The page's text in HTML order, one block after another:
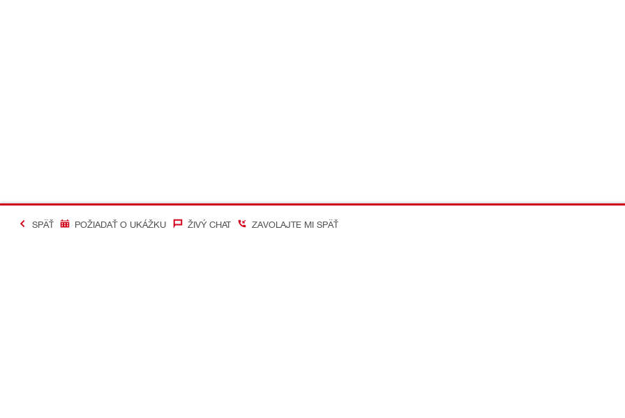
SPÄŤ POŽIADAŤ O UKÁŽKU ŽIVÝ CHAT ZAVOLAJTE MI SPÄŤ